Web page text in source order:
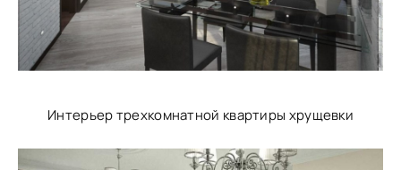
Интерьер трехкомнатной квартиры хрущевки